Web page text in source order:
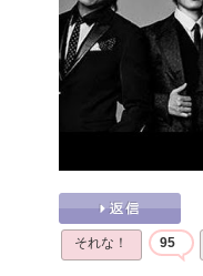
それな！ 95